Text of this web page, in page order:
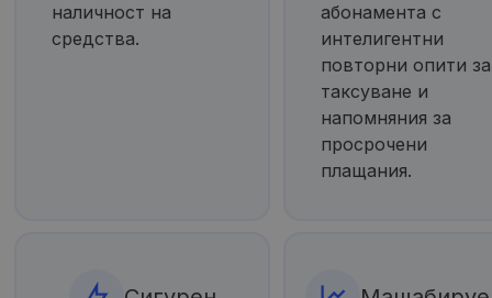
наличност на
средства.
абонамента с
интелигентни
повторни опити за
таксуване и
напомняния за
просрочени
плащания.